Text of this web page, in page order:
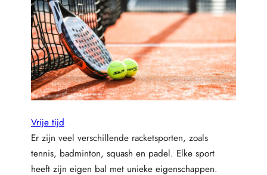
Vrije tijd
Er zijn veel verschillende racketsporten, zoals
tennis, badminton, squash en padel. Elke sport
heeft zijn eigen bal met unieke eigenschappen.